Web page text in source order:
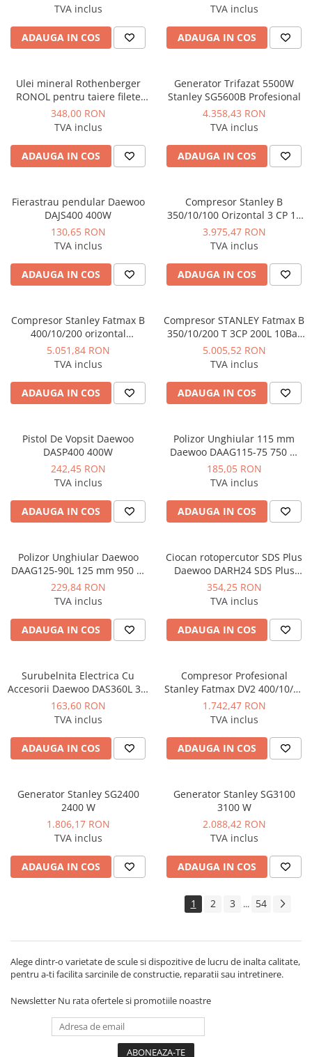
Instalatii de gaz
Tevi PEHD gaz
Fitinguri gaz
Aparate sudura si dispozitive gaz
Izolatii tehnice
Izolatii pentru aer conditionat
Izolatii pentru sisteme solare
Polistiren expandat
Vata minerala bazaltica
Automatizari si elemente de
automatizare
Automatizari panouri solare
Manometre, presostate si
termostate
Regulatoare electronice
Vane si servomotoare
Servoregulatoare
Ventile termice de amestec
Traductoare
tensiune
Ventile electromagnetice
Automatizare centrala termica
Termostate aplicatii industriale
industriale
Pompe submersibile
Pompe de suprafata
Pompe pentru piscine
Motopompe
Vase de expansiune pentru
Grupuri de pompare apa
Echipamente de filtrare si
Obiecte sanitare
Baterii bucatarie cu filtru
TVA inclus
ADAUGA IN COS
TVA inclus
ADAUGA IN COS
Ulei mineral Rothenberger
RONOL pentru taiere filete
bidon 5 litri
348,00 RON
TVA inclus
ADAUGA IN COS
Generator Trifazat 5500W
Stanley SG5600B Profesional
4.358,43 RON
TVA inclus
ADAUGA IN COS
Fierastrau pendular Daewoo
DAJS400 400W
130,65 RON
TVA inclus
ADAUGA IN COS
Compresor Stanley B
350/10/100 Orizontal 3 CP 10
bar 330 L/min
3.975,47 RON
TVA inclus
ADAUGA IN COS
Compresor Stanley Fatmax B
400/10/200 orizontal
profesional 3CP 10Bar
390L/min
5.051,84 RON
TVA inclus
ADAUGA IN COS
Compresor STANLEY Fatmax B
350/10/200 T 3CP 200L 10Bar
330L/min
5.005,52 RON
TVA inclus
ADAUGA IN COS
Pistol De Vopsit Daewoo
DASP400 400W
242,45 RON
TVA inclus
ADAUGA IN COS
Polizor Unghiular 115 mm
Daewoo DAAG115-75 750 W
11.000 rpm
185,05 RON
TVA inclus
ADAUGA IN COS
Polizor Unghiular Daewoo
DAAG125-90L 125 mm 950 W
12.000 rpm
229,84 RON
TVA inclus
ADAUGA IN COS
Ciocan rotopercutor SDS Plus
Daewoo DARH24 SDS Plus
1050W 24mm
354,25 RON
TVA inclus
ADAUGA IN COS
Surubelnita Electrica Cu
Accesorii Daewoo DAS360L 3.6
V
163,60 RON
TVA inclus
ADAUGA IN COS
Compresor Profesional
Stanley Fatmax DV2 400/10/50
Orizontal 3CP 10 bar 356L/min
1.742,47 RON
TVA inclus
ADAUGA IN COS
Generator Stanley SG2400
2400 W
1.806,17 RON
TVA inclus
ADAUGA IN COS
Generator Stanley SG3100
3100 W
2.088,42 RON
TVA inclus
ADAUGA IN COS
1 2 3 ... 54
Alege dintr-o varietate de scule si dispozitive de lucru de inalta calitate,
pentru a-ti facilita sarcinile de constructie, reparatii sau intretinere.
Newsletter Nu rata ofertele si promotiile noastre